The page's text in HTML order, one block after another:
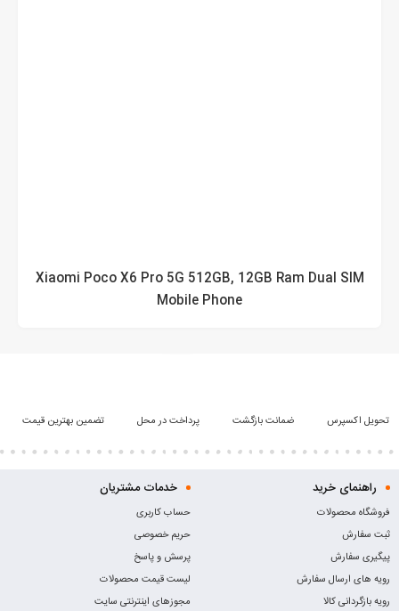
Xiaomi Poco X6 Pro 5G 512GB, 12GB Ram Dual SIM
Mobile Phone
تحویل اکسپرس ضمانت بازگشت پرداخت در محل تضمین بهترین قیمت
راهنمای خرید
فروشگاه محصولات
ثبت سفارش
پیگیری سفارش
رویه های ارسال سفارش
رویه بازگردانی کالا
خدمات مشتریان
حساب کاربری
حریم خصوصی
پرسش و پاسخ
لیست قیمت محصولات
مجوزهای اینترنتی سایت